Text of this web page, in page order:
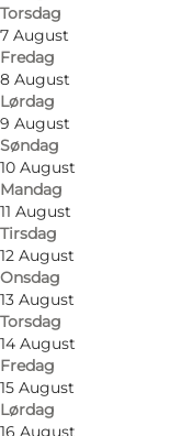
Torsdag
7 August
Fredag
8 August
Lørdag
9 August
Søndag
10 August
Mandag
11 August
Tirsdag
12 August
Onsdag
13 August
Torsdag
14 August
Fredag
15 August
Lørdag
16 August